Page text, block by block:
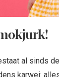
al sinds
karwei: